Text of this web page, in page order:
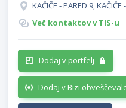
KAČIČE - PARED 9,
Več kontaktov v TIS-u
Dodaj v portfelj
Dodaj v Bizi